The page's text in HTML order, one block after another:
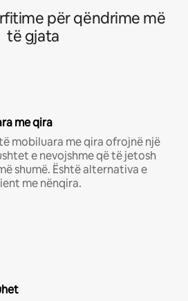
për qëndrime më
të gjata
me qira
mobiluara me qira ofrojnë një
e nevojshme që të jetosh
shumë. Është alternativa e
me nënqira.